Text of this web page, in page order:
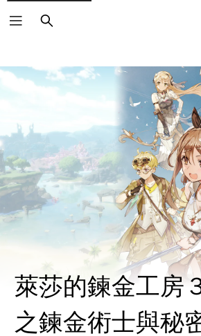
搜
尋
萊莎的鍊金工房
之鍊金術士與秘